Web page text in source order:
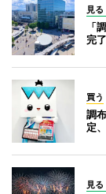
見
「
完
買う
調
定
見